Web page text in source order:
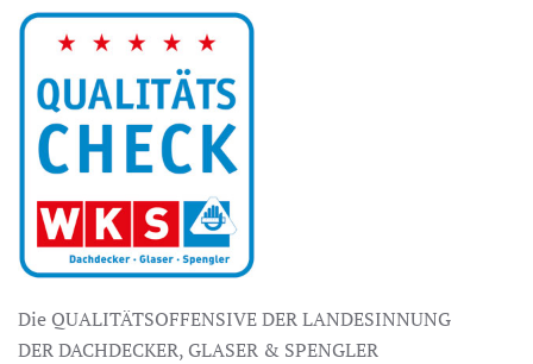
Die QUALITÄTSOFFENSIVE DER LANDESINNUNG
DER DACHDECKER, GLASER & SPENGLER